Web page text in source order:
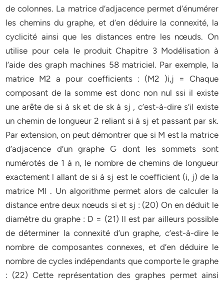
de colonnes. La matrice d’adjacence permet d’énumérer
les chemins du graphe, et d’en déduire la connexité, la
cyclicité ainsi que les distances entre les nœuds. On
utilise pour cela le produit Chapitre 3 Modélisation à
l’aide des graph machines 58 matriciel. Par exemple, la
matrice M2 a pour coefficients : (M2 )i,j = Chaque
composant de la somme est donc non nul ssi il existe
une arête de si à sk et de sk à sj , c’est-à-dire s’il existe
un chemin de longueur 2 reliant si à sj et passant par sk.
Par extension, on peut démontrer que si M est la matrice
d’adjacence d’un graphe G dont les sommets sont
numérotés de 1 à n, le nombre de chemins de longueur
exactement l allant de si à sj est le coefficient (i, j) de la
matrice Ml . Un algorithme permet alors de calculer la
distance entre deux nœuds si et sj : (20) On en déduit le
diamètre du graphe : D = (21) Il est par ailleurs possible
de déterminer la connexité d’un graphe, c’est-à-dire le
nombre de composantes connexes, et d’en déduire le
nombre de cycles indépendants que comporte le graphe
: (22) Cette représentation des graphes permet ainsi